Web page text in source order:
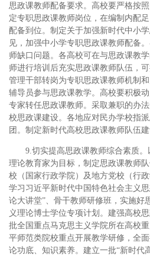
思政课教师配备要求。高校要严格按
定专职思政课教师岗位，在编制内配
配备到位。制定关于加强新时代中小
见，加强中小学专职思政课教师配备
师缺口问题。各高校可在与思政课教
师进行培训后充实思政课教师队伍，
管理干部转岗为专职思政课教师机制
辅导员参与思政课教学。高校要积极
专家转任思政课教师。采取兼职的办
校思政课建设。各地应对民办学校指
团。制定新时代高校思政课教师队伍建
9.切实提高思政课教师综合素质
理论教育家为目标，制定思政课教师
校（国家行政学院）及地方党校（行
学习习近平新时代中国特色社会主义
论大讲堂”、骨干教师研修班，实施好
义理论博士学位专项计划。建强高校
批全国重点马克思主义学院所在高校
平师范类院校重点开展教学研修，全
论功底、知识素养。建立一批“新时代